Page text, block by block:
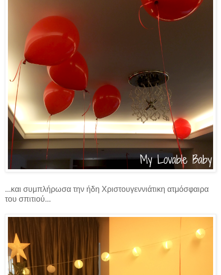
...και συμπλήρωσα την ήδη Χριστουγεννιάτικη ατμόσφαιρα
του σπιτιού...